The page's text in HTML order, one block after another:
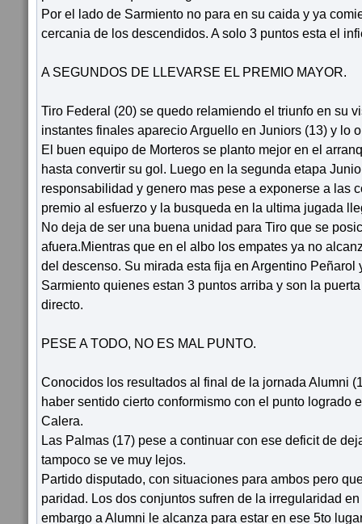
Por el lado de Sarmiento no para en su caida y ya
cercania de los descendidos. A solo 3 puntos esta el
A SEGUNDOS DE LLEVARSE EL PREMIO MAYOR.
Tiro Federal (20) se quedo relamiendo el triunfo en su
instantes finales aparecio Arguello en Juniors (13) y lo
El buen equipo de Morteros se planto mejor en el
hasta convertir su gol. Luego en la segunda etapa
responsabilidad y genero mas pese a exponerse a las
premio al esfuerzo y la busqueda en la ultima jugada
No deja de ser una buena unidad para Tiro que se
afuera.Mientras que en el albo los empates ya no
del descenso. Su mirada esta fija en Argentino Peñarol
Sarmiento quienes estan 3 puntos arriba y son la
directo.
PESE A TODO, NO ES MAL PUNTO.
Conocidos los resultados al final de la jornada Alumni
haber sentido cierto conformismo con el punto logrado
Calera.
Las Palmas (17) pese a continuar con ese deficit de
tampoco se ve muy lejos.
Partido disputado, con situaciones para ambos pero
paridad. Los dos conjuntos sufren de la irregularidad
embargo a Alumni le alcanza para estar en ese 5to